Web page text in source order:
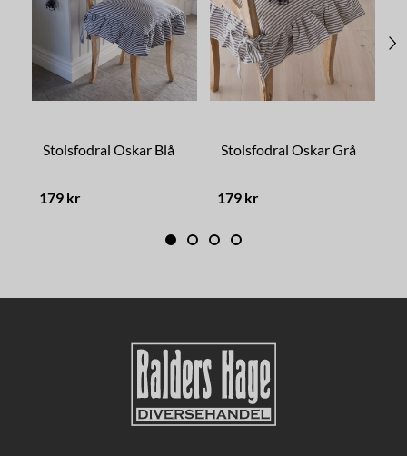
Stolsfodral Oskar Blå
179 kr
Stolsfodral Oskar Grå
179 kr